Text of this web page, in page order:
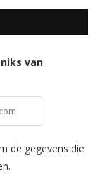
van
de gegevens die